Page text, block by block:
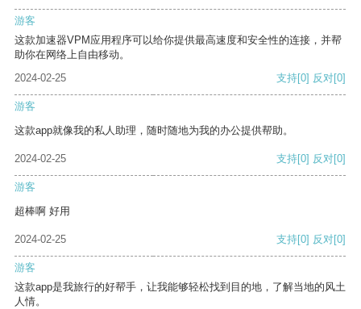
游客
这款加速器VPM应用程序可以给你提供最高速度和安全性的连接，并帮
助你在网络上自由移动。
2024-02-25
支持[0] 反对[0]
游客
这款app就像我的私人助理，随时随地为我的办公提供帮助。
2024-02-25 支持[0] 反对[0]
游客
超棒啊 好用
2024-02-25 支持[0] 反对[0]
游客
这款app是我旅行的好帮手，让我能够轻松找到目的地，了解当地的风土
人情。